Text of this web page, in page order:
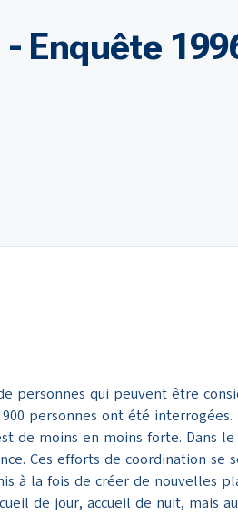
Enquête
personnes qui peuvent être
personnes ont été interrogées.
de moins en moins forte. Dans
Ces efforts de coordination se
à la fois de créer de nouvelles
de jour, accueil de nuit, mais